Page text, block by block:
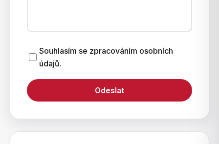
Souhlasím se zpracováním osobních
údajů.
Odeslat